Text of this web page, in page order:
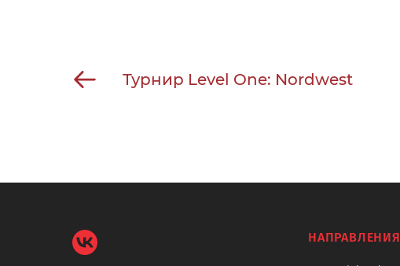
Турнир Level One: Nordwest
НАПРАВЛЕНИЯ